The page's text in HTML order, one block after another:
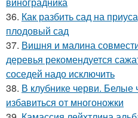
36. Как разбить сад на
плодовый сад
37. Вишня и малина
деревья рекомендуется
соседей надо исключить
38. В клубнике черви. Белые
избавиться от многоножки